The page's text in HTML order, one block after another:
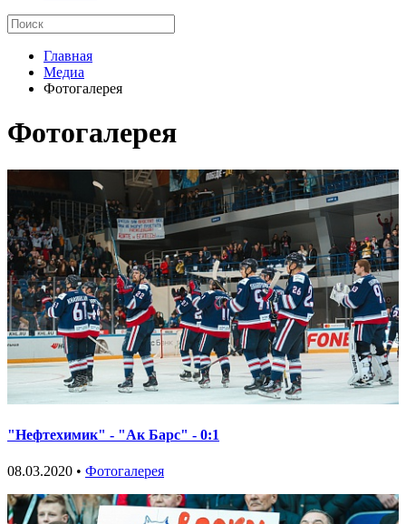
Главная
Медиа
Фотогалерея
Фотогалерея
"Нефтехимик" - "Ак Барс" - 0:1
08.03.2020 • Фотогалерея